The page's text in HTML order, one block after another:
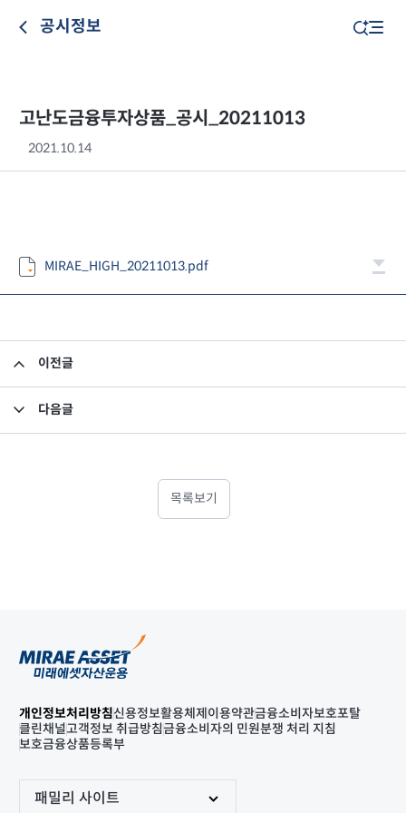
공시정보
고난도금융투자상품_공시_20211013
2021.10.14
MIRAE_HIGH_20211013.pdf
이전글
다음글
목록보기
개인정보처리방침신용정보활용체제 이용약관금융소비자보호포탈
클린채널고객정보 취급방침금융소비자의 민원분쟁 처리 지침
보호금융상품등록부
패밀리 사이트